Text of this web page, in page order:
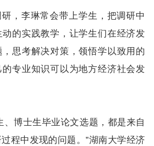
，李琳常会带上学生，把调研中
的实践教学，让学生们在经济发
思考解决对策，领悟学以致用的
专业知识可以为地方经济社会发
、博士生毕业论文选题，都是来自
程中发现的问题。”湖南大学经济